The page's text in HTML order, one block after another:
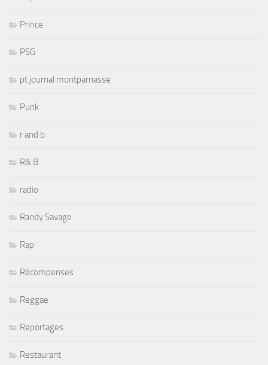
Prince
PSG
pt journal montparnasse
Punk
r and b
R& B
radio
Randy Savage
Rap
Récompenses
Reggae
Reportages
Restaurant